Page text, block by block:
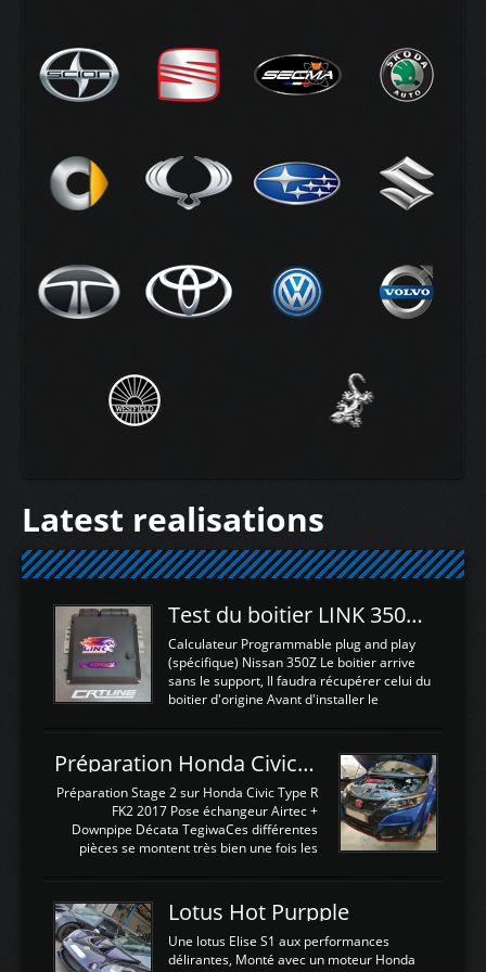
Latest realisations
Test du boitier LINK 350Z Plugin ECU
Calculateur Programmable plug and play
(spécifique) Nissan 350Z Le boitier arrive
sans le support, Il faudra récupérer celui du
boitier d'origine Avant d'installer le
d'envoyer l'information de la large bande
dans le boitier. sydney sweeney deepfake
La sortie 0-5V de l'afr sera connectée sur
l'entrée AN Volt 8 et GndAN pour
Analogique, et Volt car l'information est une
tension (Pas une résistance variable d'un
est temps de brancher le ...
Préparation Honda Civic Type R FK2
Préparation Stage 2 sur Honda Civic Type R
FK2 2017 Pose échangeur Airtec +
Downpipe Décata TegiwaCes différentes
pièces se montent très bien une fois les
légere découpe du plastique inferieur,
negénant en rien la structure ou le
fonctionnement du fond plat. Une
reprogrammation Stage 2 est faite sur le
Lotus Hot Purpple
Une lotus Elise S1 aux performances
délirantes, Monté avec un moteur Honda